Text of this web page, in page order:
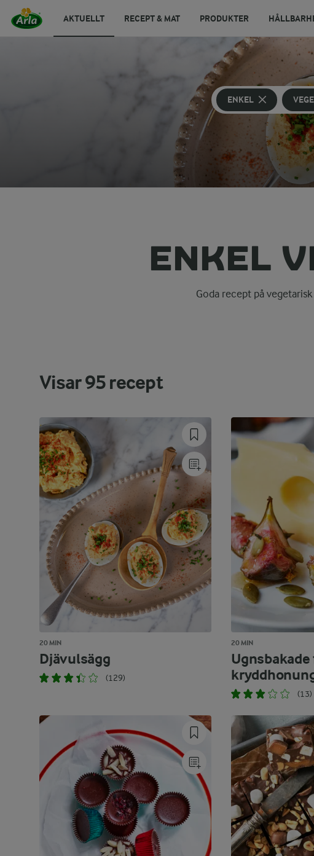
AKTUELLT RECEPT & MAT PRODUKTER
ENKEL
ENKEL
Goda recept på
Visar95recept
20 MIN
Djävulsägg
(129)
20 MIN
(13)